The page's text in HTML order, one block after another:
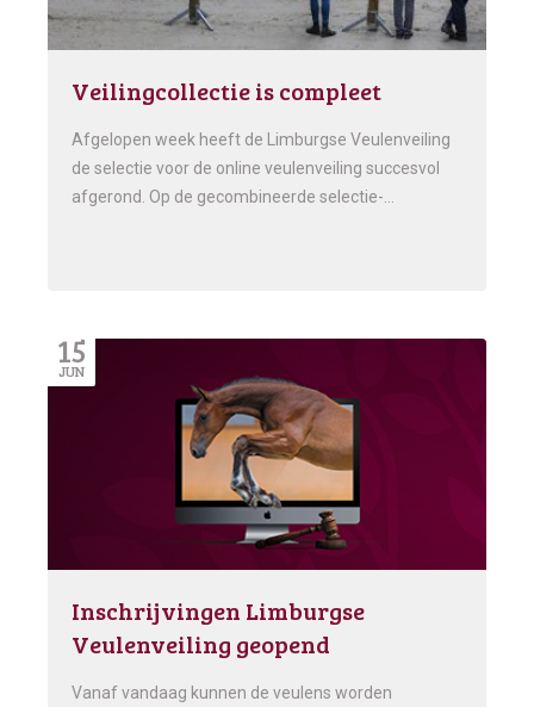
Veilingcollectie is compleet
Afgelopen week heeft de Limburgse Veulenveiling
de selectie voor de online veulenveiling succesvol
afgerond. Op de gecombineerde selectie-…
15
JUN
Inschrijvingen Limburgse
Veulenveiling geopend
Vanaf vandaag kunnen de veulens worden